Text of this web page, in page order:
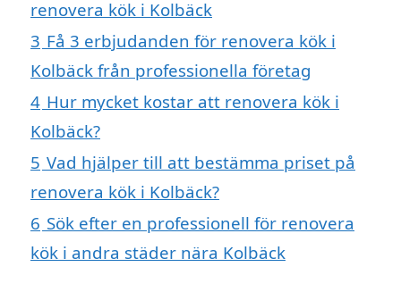
renovera kök i Kolbäck
3 Få 3 erbjudanden för renovera kök i
Kolbäck från professionella företag
4 Hur mycket kostar att renovera kök i
Kolbäck?
5 Vad hjälper till att bestämma priset på
renovera kök i Kolbäck?
6 Sök efter en professionell för renovera
kök i andra städer nära Kolbäck